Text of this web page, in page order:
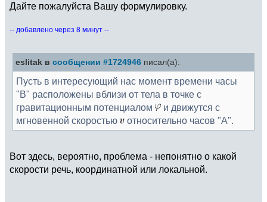
Дайте пожалуйста Вашу формулировку.
-- добавлено через 8 минут --
eslitak в сообщении #1724946 писал(а):
Пусть в интересующий нас момент времени часы
"B" расположены вблизи от тела в точке с
гравитационным потенциалом
и движутся с
мгновенной скоростью
относительно часов "A".
Вот здесь, вероятно, проблема - непонятно о какой
скорости речь, координатной или локальной.